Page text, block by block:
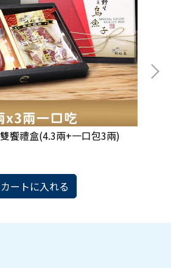
饗禮盒(4.3兩+一口包3兩)
カートに入れる